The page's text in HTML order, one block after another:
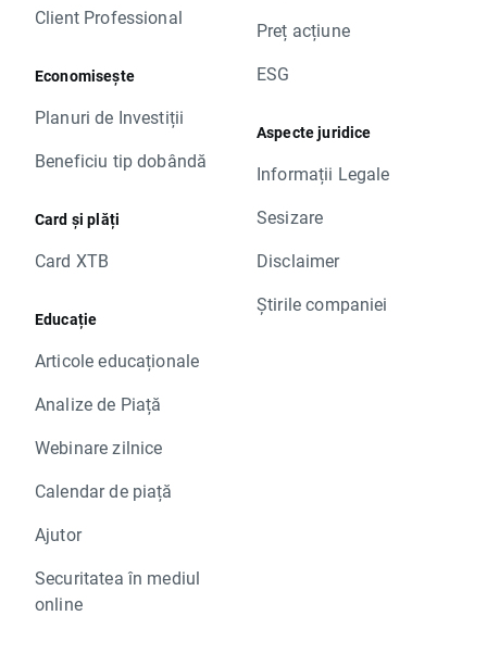
Client Professional
Economisește
Planuri de Investiții
Beneficiu tip dobândă
Card și plăți
Card XTB
Educație
Articole educaționale
Analize de Piață
Webinare zilnice
Calendar de piață
Ajutor
Securitatea în mediul
online
Preț acțiune
ESG
Aspecte juridice
Informații Legale
Sesizare
Disclaimer
Știrile companiei